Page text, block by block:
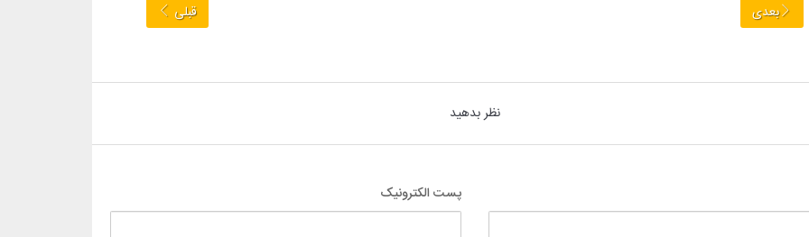
بعدی
قبلی
نظر بدهید
پست الکترونیک